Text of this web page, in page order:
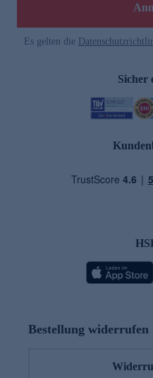
Es gelten die
Sicher
Bestellung widerrufen